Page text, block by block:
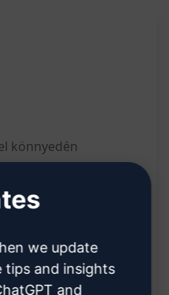
könnyedén
számára
kínál a
we update
tips and insights
and